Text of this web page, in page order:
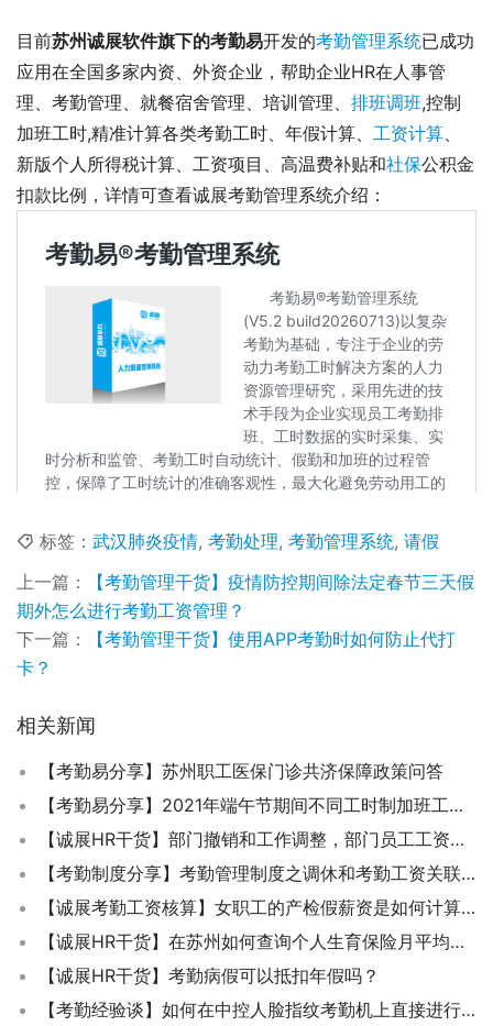
目前苏州诚展软件旗下的考勤易开发的考勤管理系统已成功
应用在全国多家内资、外资企业，帮助企业HR在人事管
理、考勤管理、就餐宿舍管理、培训管理、 排班调班,控制
加班工时,精准计算各类考勤工时、年假计算、 工资计算
新版个人所得税计算、工资项目、高温费补贴和社保公积金
扣款比例，详情可查看诚展考勤管理系统介绍：
标签： 武汉肺炎疫情, 考勤处理, 考勤管理系统, 请假
上一篇：
【考勤管理干货】疫情防控期间除法定春节三天假
期外怎么进行考勤工资管理？
下一篇：
【考勤管理干货】使用APP考勤时如何防止代打
卡？
相关新闻
【考勤易分享】苏州职工医保门诊共济保障政策问答
【考勤易分享】2021年端午节期间不同工时制加班工资如何发放？
【诚展HR干货】部门撤销和工作调整，部门员工工资可以同时往低调整吗？
【考勤制度分享】考勤管理制度之调休和考勤工资关联规则分享
【诚展考勤工资核算】女职工的产检假薪资是如何计算的？
【诚展HR干货】在苏州如何查询个人生育保险月平均缴费基数？
【诚展HR干货】考勤病假可以抵扣年假吗？
【考勤经验谈】如何在中控人脸指纹考勤机上直接进行人员新增？